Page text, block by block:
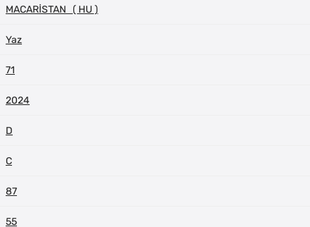
MACARİSTAN ( HU )
Yaz
71
2024
D
C
87
55